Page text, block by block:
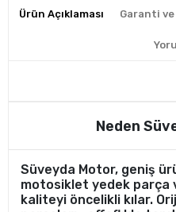
Ürün Açıklaması Garanti
Neden
Süveyda Motor, geniş
motosiklet yedek parça
kaliteyi öncelikli kılar.